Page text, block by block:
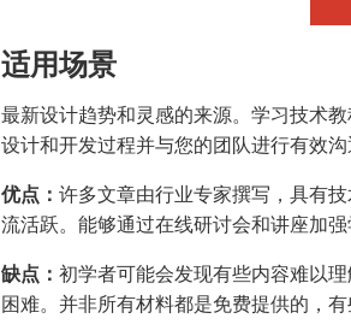
适用场景
最新设计趋势和灵感的来源。学习技术
设计和开发过程并与您的团队进行有效沟
优点： 许多文章由行业专家撰写，具有
流活跃。能够通过在线研讨会和讲座加强
缺点： 初学者可能会发现有些内容难以
困难。并非所有材料都是免费提供的，有